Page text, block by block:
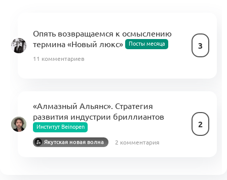
Опять возвращаемся к осмыслению
термина «Новый люкс»
Посты месяца 3
11 комментариев
«Алмазный Альянс». Стратегия
развития индустрии бриллиантов
Институт Beinopen 2
Якутская новая волна 2 комментария